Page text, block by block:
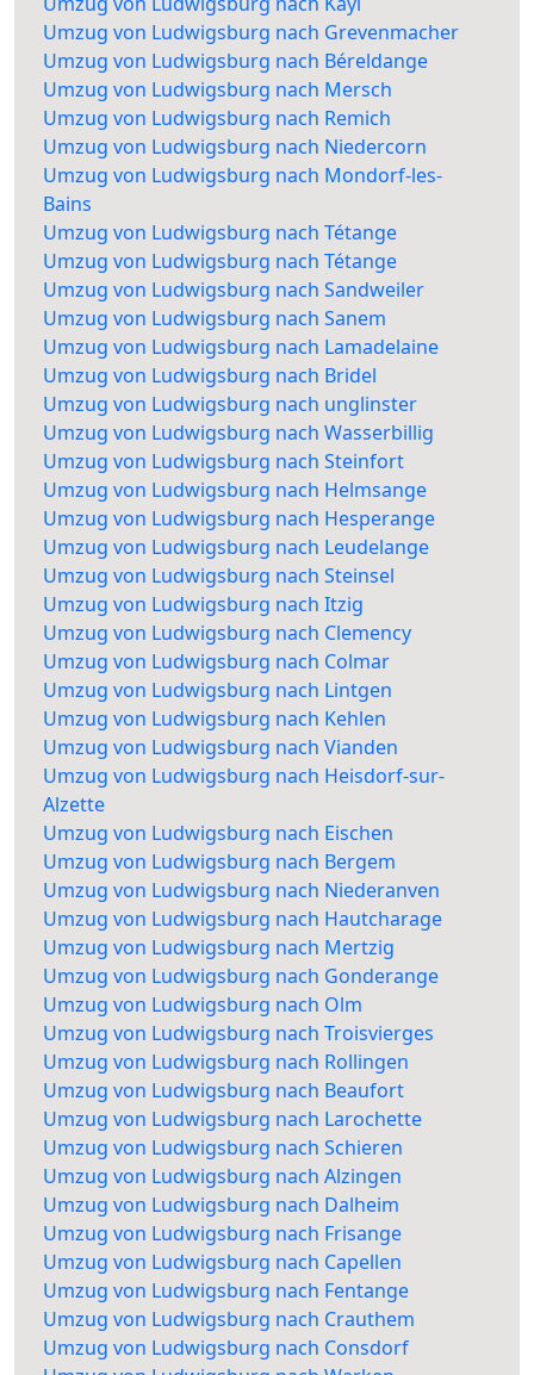
Umzug von Ludwigsburg nach Grevenmacher
Umzug von Ludwigsburg nach Béreldange
Umzug von Ludwigsburg nach Mersch
Umzug von Ludwigsburg nach Remich
Umzug von Ludwigsburg nach Niedercorn
Umzug von Ludwigsburg nach Mondorf-les-
Bains
Umzug von Ludwigsburg nach Tétange
Umzug von Ludwigsburg nach Tétange
Umzug von Ludwigsburg nach Sandweiler
Umzug von Ludwigsburg nach Sanem
Umzug von Ludwigsburg nach Lamadelaine
Umzug von Ludwigsburg nach Bridel
Umzug von Ludwigsburg nach unglinster
Umzug von Ludwigsburg nach Wasserbillig
Umzug von Ludwigsburg nach Steinfort
Umzug von Ludwigsburg nach Helmsange
Umzug von Ludwigsburg nach Hesperange
Umzug von Ludwigsburg nach Leudelange
Umzug von Ludwigsburg nach Steinsel
Umzug von Ludwigsburg nach Itzig
Umzug von Ludwigsburg nach Clemency
Umzug von Ludwigsburg nach Colmar
Umzug von Ludwigsburg nach Lintgen
Umzug von Ludwigsburg nach Kehlen
Umzug von Ludwigsburg nach Vianden
Umzug von Ludwigsburg nach Heisdorf-sur-
Alzette
Umzug von Ludwigsburg nach Eischen
Umzug von Ludwigsburg nach Bergem
Umzug von Ludwigsburg nach Niederanven
Umzug von Ludwigsburg nach Hautcharage
Umzug von Ludwigsburg nach Mertzig
Umzug von Ludwigsburg nach Gonderange
Umzug von Ludwigsburg nach Olm
Umzug von Ludwigsburg nach Troisvierges
Umzug von Ludwigsburg nach Rollingen
Umzug von Ludwigsburg nach Beaufort
Umzug von Ludwigsburg nach Larochette
Umzug von Ludwigsburg nach Schieren
Umzug von Ludwigsburg nach Alzingen
Umzug von Ludwigsburg nach Dalheim
Umzug von Ludwigsburg nach Frisange
Umzug von Ludwigsburg nach Capellen
Umzug von Ludwigsburg nach Fentange
Umzug von Ludwigsburg nach Crauthem
Umzug von Ludwigsburg nach Consdorf